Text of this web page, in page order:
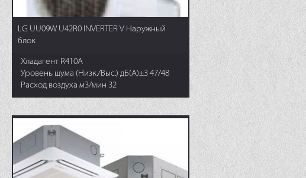
LG UU09W U42R0 INVERTER V Наружный
блок
Хладагент R410A
Уровень шума (Низк./Выс.) дБ(А)±3 47/48
Расход воздуха м3/мин 32